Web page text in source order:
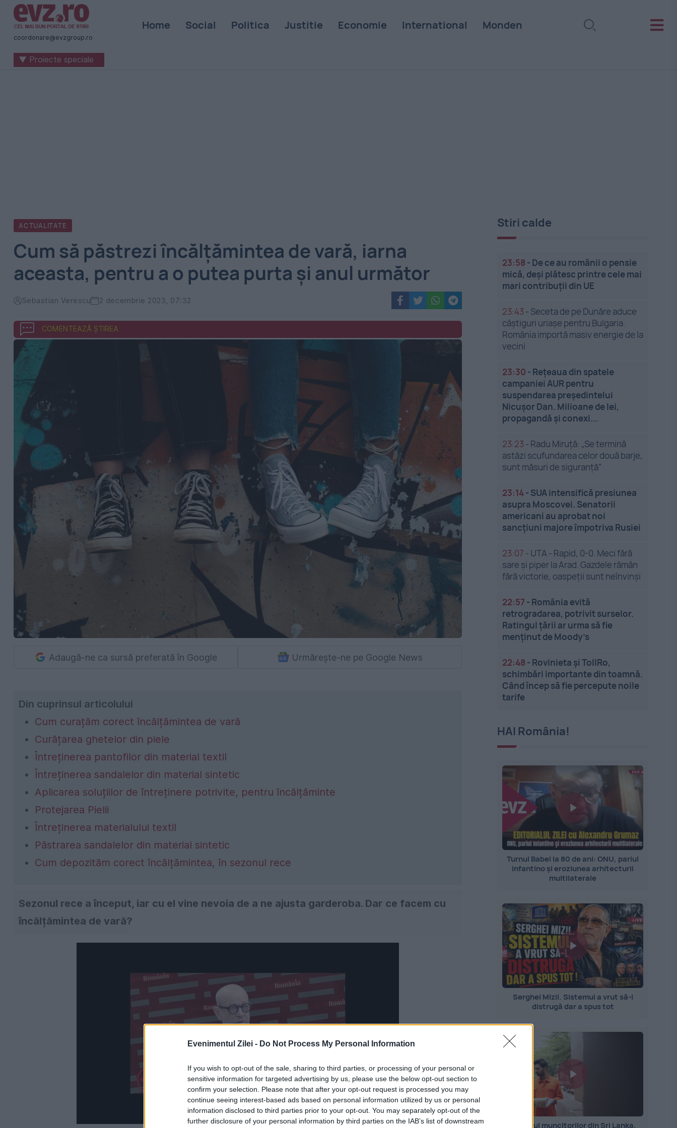
Evenimentul Zilei - Do Not Process My Personal Information
If you wish to opt-out of the sale, sharing to third parties, or processing of your personal or
sensitive information for targeted advertising by us, please use the below opt-out section to
confirm your selection. Please note that after your opt-out request is processed you may
continue seeing interest-based ads based on personal information utilized by us or personal
information disclosed to third parties prior to your opt-out. You may separately opt-out of the
further disclosure of your personal information by third parties on the IAB’s list of downstream
Știri
naționale
internaționale
coordonare@evzgroup.ro
Home Social Politica Justitie Economie International Monden
▼ Proiecte speciale
ACTUALITATE
Cum să păstrezi încălțămintea de vară, iarna
aceasta, pentru a o putea purta și anul următor
Sebastian Verescu 2 decembrie 2023, 07:32
COMENTEAZĂ ȘTIREA
Adaugă-ne ca sursă preferată în Google Urmărește-ne pe Google News
Din cuprinsul articolului
Cum curațăm corect încălțămintea de vară
Curățarea ghetelor din piele
Întreținerea pantofilor din material textil
Întreținerea sandalelor din material sintetic
Aplicarea soluțiilor de întreținere potrivite, pentru încălțăminte
Protejarea Pielii
Întreținerea materialului textil
Păstrarea sandalelor din material sintetic
Cum depozităm corect încălțămintea, în sezonul rece
Sezonul rece a început, iar cu el vine nevoia de a ne ajusta garderoba. Dar ce facem cu
încălțămintea de vară?
Stiri calde
23:58 - De ce au românii o pensie
mică, deși plătesc printre cele mai
mari contribuții din UE
23:43 - Seceta de pe Dunăre aduce
câștiguri uriașe pentru Bulgaria.
România importă masiv energie de la
vecini
23:30 - Rețeaua din spatele
campaniei AUR pentru
suspendarea președintelui
Nicușor Dan. Milioane de lei,
propagandă și conexi...
23:23 - Radu Miruță: „Se termină
astăzi scufundarea celor două barje,
sunt măsuri de siguranţă”
23:14- SUA intensifică presiunea
asupra Moscovei. Senatorii
americani au aprobat noi
sancțiuni majore împotriva Rusiei
23:07 - UTA - Rapid, 0-0. Meci fără
sare și piper la Arad. Gazdele rămân
fără victorie, oaspeții sunt neînvinși
22:57 - România evită
retrogradarea, potrivit surselor.
Ratingul țării ar urma să fie
menținut de Moody’s
22:48 - Rovinieta și TollRo,
schimbări importante din toamnă.
Când încep să fie percepute noile
tarife
HAI România!
Turnul Babel la 80 de ani: ONU, pariul
Infantino și eroziunea arhitecturii
multilaterale
Serghei Mizil. Sistemul a vrut să-l
distrugă dar a spus tot
Importul muncitorilor din Sri Lanka,